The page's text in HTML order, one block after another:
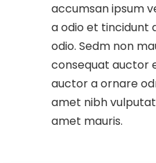
accumsan ipsum
a odio et tincidunt
odio. Sedm non
consequat auctor
auctor a ornare
amet nibh
amet mauris.